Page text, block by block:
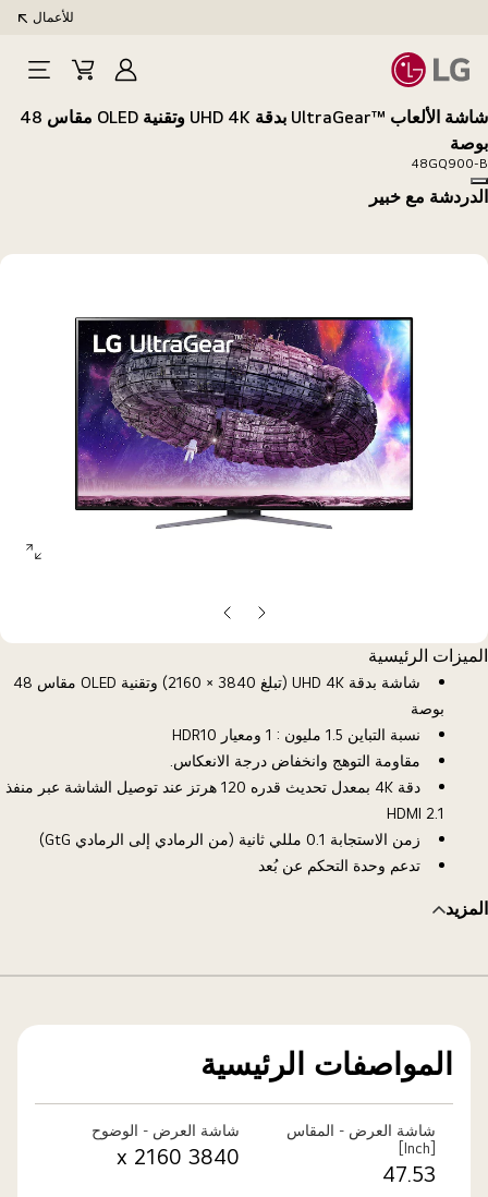
للأعمال
تسجيل
الدخول
Cart
Open
Menu
شاشة الألعاب UltraGear™‎ بدقة UHD 4K وتقنية OLED مقاس 48
بوصة
48GQ900-B
Copy model name
الدردشة مع خبير
الشريحة
السابقة
الشريحة
التالية
الميزات الرئيسية
شاشة بدقة UHD 4K (تبلغ 3840 × 2160) وتقنية OLED مقاس 48
بوصة
نسبة التباين 1.5 مليون : 1 ومعيار HDR10
مقاومة التوهج وانخفاض درجة الانعكاس.
دقة 4K بمعدل تحديث قدره 120 هرتز عند توصيل الشاشة عبر منفذ
HDMI 2.1
زمن الاستجابة 0.1 مللي ثانية (من الرمادي إلى الرمادي GtG)
تدعم وحدة التحكم عن بُعد
المزيد
المواصفات الرئيسية
شاشة العرض - المقاس
47.53
شاشة العرض - الوضوح
3840 x 2160